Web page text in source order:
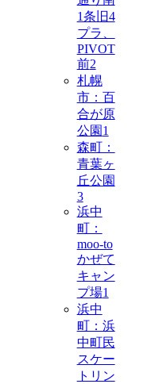
1条旧4
プラ、
PIVOT
前2
札幌
市：百
合が原
公園 1
森町：
青葉ヶ
丘公園
3
浜中
町：
moo-to
かぜて
キャン
プ場1
浜中
町：浜
中町民
スケー
トリン